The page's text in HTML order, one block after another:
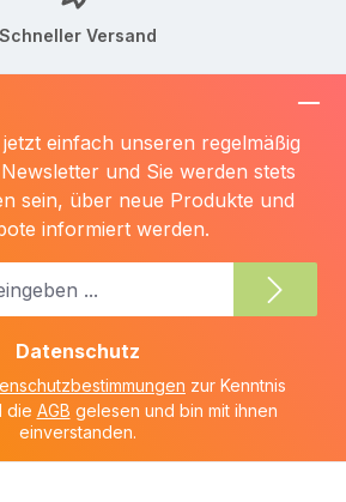
Schneller Versand
einfach unseren regelmäßig
und Sie werden stets
sein, über neue Produkte und
informiert werden.
Datenschutz
zur Kenntnis
die AGB gelesen und bin mit ihnen
einverstanden.